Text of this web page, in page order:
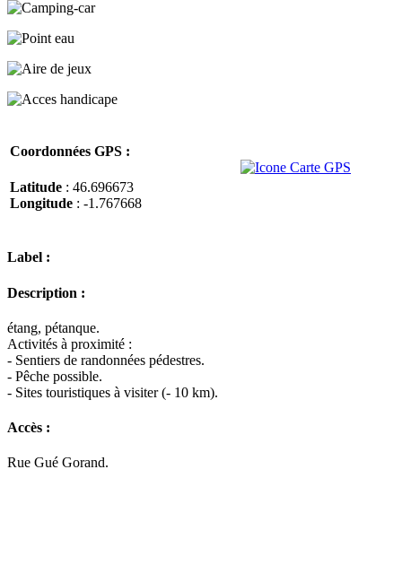
Coordonnées GPS :
Latitude : 46.696673
Longitude : -1.767668
Label :
Description :
étang, pétanque.
Activités à proximité :
- Sentiers de randonnées pédestres.
- Pêche possible.
- Sites touristiques à visiter (- 10 km).
Accès :
Rue Gué Gorand.